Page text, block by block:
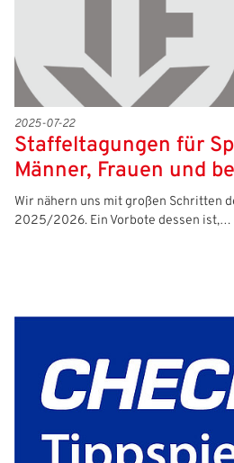
2025-07-22
Staffeltagungen für
Männer, Frauen und
Wir nähern uns mit großen Schritten
2025/2026. Ein Vorbote dessen ist,…